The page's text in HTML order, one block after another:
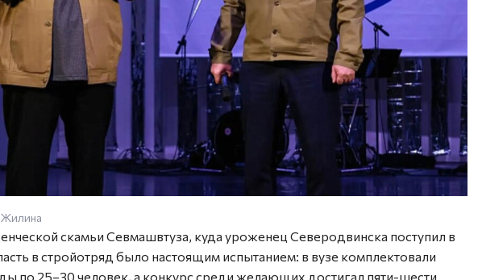
скамьи Севмашвтуза, куда уроженец Северодвинска поступил в
в стройотряд было настоящим испытанием: в вузе комплектовали
по 25–30 человек, а конкурс среди желающих достигал пяти-шести